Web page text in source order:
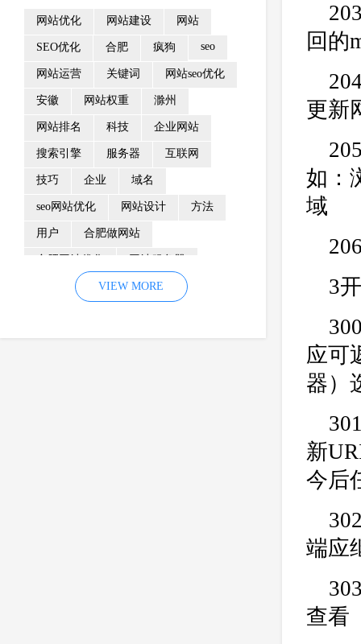
网站优化 网站建设 网站
SEO优化 合肥 疯狗 seo
网站运营 关键词 网站seo优化
安徽 网站权重 滁州
网站排名 科技 企业网站
搜索引擎 服务器 互联网
技巧 企业 域名
seo网站优化 网站设计 方法
用户 合肥做网站
优化 网站降权
企业网站建设 效果 页面
VIEW MORE
回的
更新
如：
域
3
应可
器）
新
今后
端应
查看